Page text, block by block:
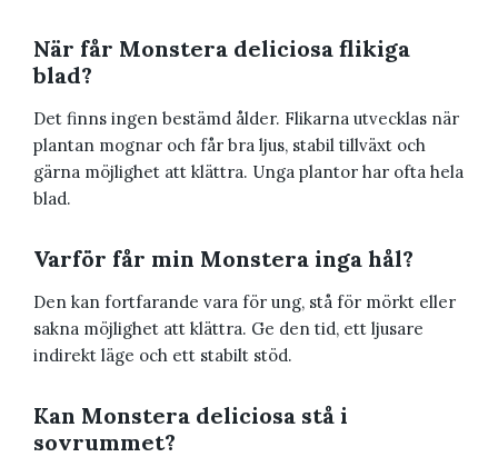
När får Monstera deliciosa flikiga
blad?
Det finns ingen bestämd ålder. Flikarna utvecklas när
plantan mognar och får bra ljus, stabil tillväxt och
gärna möjlighet att klättra. Unga plantor har ofta hela
blad.
Varför får min Monstera inga hål?
Den kan fortfarande vara för ung, stå för mörkt eller
sakna möjlighet att klättra. Ge den tid, ett ljusare
indirekt läge och ett stabilt stöd.
Kan Monstera deliciosa stå i
sovrummet?